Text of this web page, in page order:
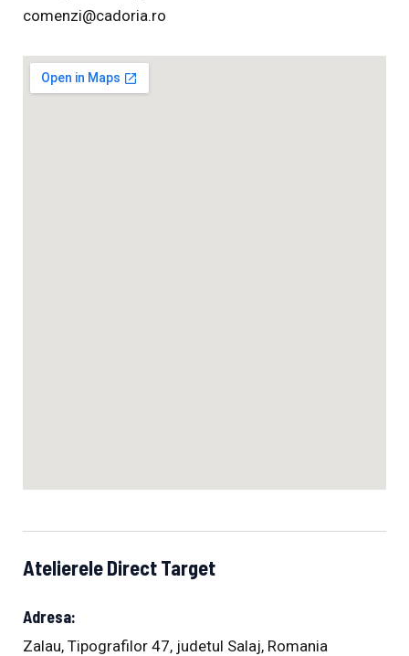
comenzi@cadoria.ro
Atelierele Direct Target
Adresa:
Zalau, Tipografilor 47, judetul Salaj, Romania